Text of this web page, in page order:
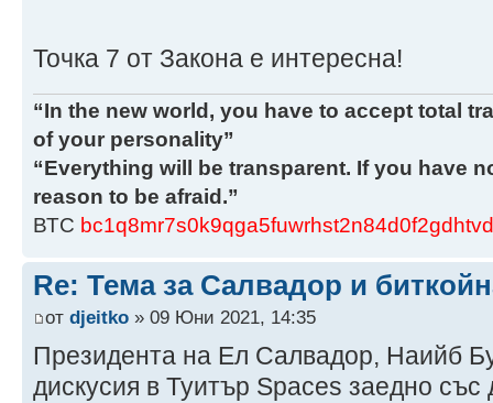
Точка 7 от Закона е интересна!
“In the new world, you have to accept total
of your personality”
“Everything will be transparent. If you have
reason to be afraid.”
ВТС
Re: Тема за Салвадор и
от djeitko » 09 Юни 2021, 14:35
Президента на Ел Салвадор, Наийб
дискусия в Туитър Spaces заедно със